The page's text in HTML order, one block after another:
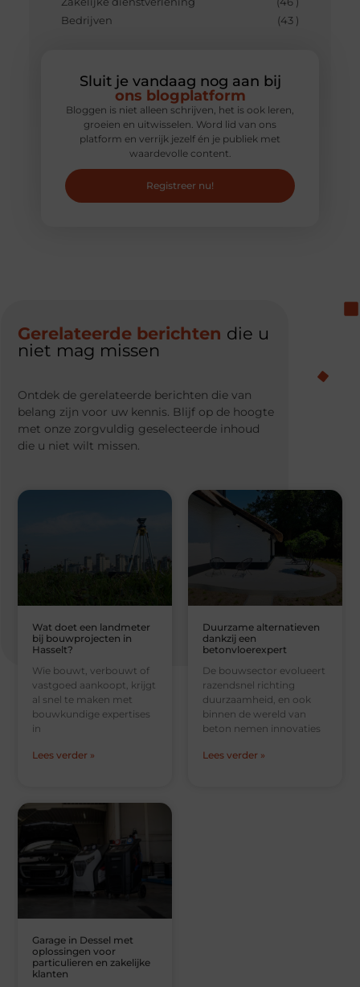
Bedrijven
(43 )
Sluit je vandaag nog aan bij
ons blogplatform
Bloggen is niet alleen schrijven, het is ook leren,
groeien en uitwisselen. Word lid van ons
platform en verrijk jezelf én je publiek met
waardevolle content.
Registreer nu!
Gerelateerde berichten die u
niet mag missen
Ontdek de gerelateerde berichten die van
belang zijn voor uw kennis. Blijf op de hoogte
met onze zorgvuldig geselecteerde inhoud
die u niet wilt missen.
Wat doet een landmeter
bij bouwprojecten in
Hasselt?
Wie bouwt, verbouwt of
vastgoed aankoopt, krijgt
al snel te maken met
bouwkundige expertises
in
Lees verder »
Duurzame alternatieven
dankzij een
betonvloerexpert
De bouwsector evolueert
razendsnel richting
duurzaamheid, en ook
binnen de wereld van
beton nemen innovaties
Lees verder »
Garage in Dessel met
oplossingen voor
particulieren en zakelijke
klanten